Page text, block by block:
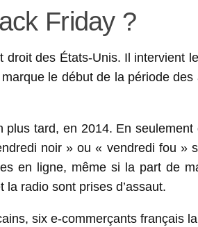
Friday ?
droit des États-Unis. Il intervient
le début de la période des
tard, en 2014. En
noir » ou « vendredi fou »
en ligne, même si la part de
radio sont prises d’assaut.
six e-commerçants français